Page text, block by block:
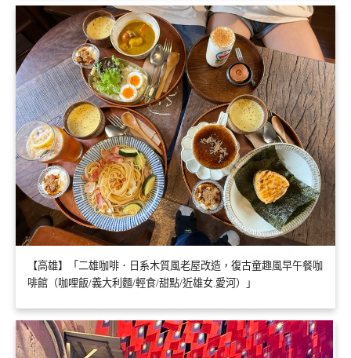
【高雄】「二雄咖啡．日系木質風老屋改造，復古童趣風早午餐咖
啡館（咖哩飯/義大利麵/輕食/甜點/近雄女.愛河）」